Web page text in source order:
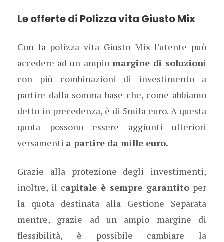
Le offerte di Polizza vita Giusto Mix
Con la polizza vita Giusto Mix l’utente può
accedere ad un ampio margine di soluzioni
con più combinazioni di investimento a
partire dalla somma base che, come abbiamo
detto in precedenza, è di 5mila euro. A questa
quota possono essere aggiunti ulteriori
versamenti a partire da mille euro.
Grazie alla protezione degli investimenti,
inoltre, il capitale è sempre garantito per
la quota destinata alla Gestione Separata
mentre, grazie ad un ampio margine di
flessibilità, è possibile cambiare la